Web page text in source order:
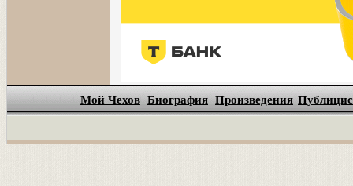
Мой Чехов Биография Произведения